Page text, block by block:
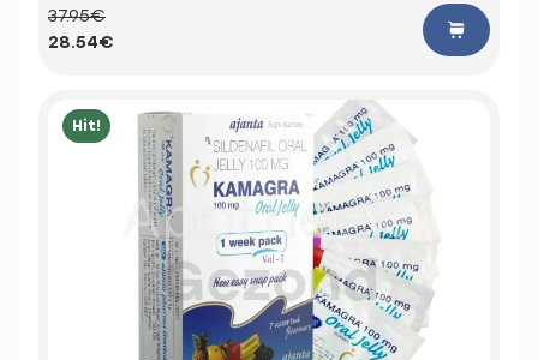
37.95€
28.54€
Hit!